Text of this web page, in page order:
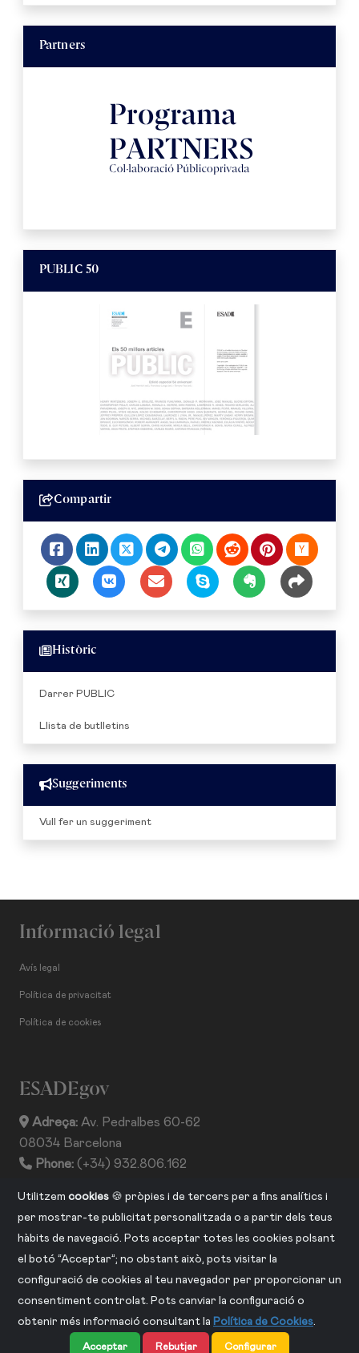
Partners
PUBLIC 50
Compartir
Històric
Darrer PUBLIC
Llista de butlletins
Suggeriments
Vull fer un suggeriment
Informació legal
Avís legal
Política de privacitat
Política de cookies
ESADEgov
Adreça: Av. Pedralbes 60-62
08034 Barcelona
Phone: (+34) 932.806.162
CONNECTA AMB NOSALTRES
Utilitzem cookies 🍪 pròpies i de tercers per a fins analítics i
per mostrar-te publicitat personalitzada o a partir dels teus
hàbits de navegació. Pots acceptar totes les cookies polsant
el botó “Acceptar”; no obstant això, pots visitar la
configuració de cookies al teu navegador per proporcionar un
consentiment controlat. Pots canviar la configuració o
obtenir més informació consultant la Política de Cookies.
Acceptar Rebutjar Configurar